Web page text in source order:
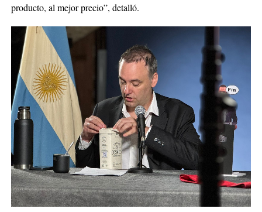
producto, al mejor precio”, detalló.